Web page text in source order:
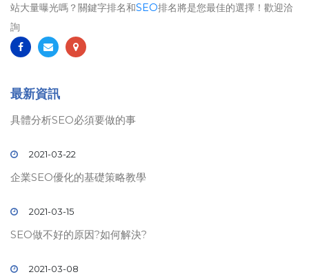
站大量曝光嗎？關鍵字排名和SEO排名將是您最佳的選擇！歡迎洽
詢
最新資訊
具體分析SEO必須要做的事
2021-03-22
企業SEO優化的基礎策略教學
2021-03-15
SEO做不好的原因?如何解決?
2021-03-08